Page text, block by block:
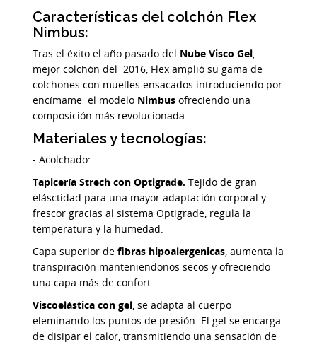
Características del colchón Flex
Nimbus:
Tras el éxito el año pasado del Nube Visco Gel,
mejor colchón del 2016, Flex amplió su gama de
colchones con muelles ensacados introduciendo por
encímame el modelo Nimbus ofreciendo una
composición más revolucionada.
Materiales y tecnologías:
- Acolchado:
Tapicería Strech con Optigrade. Tejido de gran
elásctidad para una mayor adaptación corporal y
frescor gracias al sistema Optigrade, regula la
temperatura y la humedad.
Capa superior de fibras hipoalergenicas, aumenta la
transpiración manteniendonos secos y ofreciendo
una capa más de confort.
Viscoelástica con gel, se adapta al cuerpo
eleminando los puntos de presión. El gel se encarga
de disipar el calor, transmitiendo una sensación de